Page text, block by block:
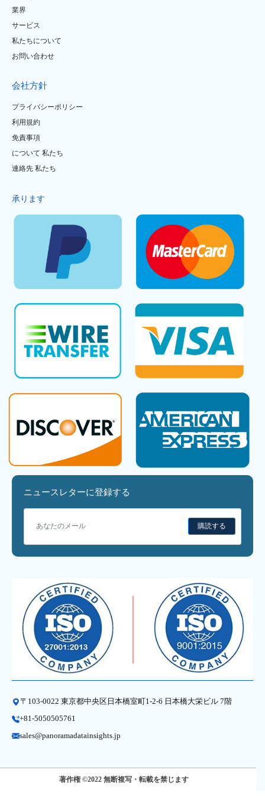
業界
サービス
私たちについて
お問い合わせ
会社方針
プライバシーポリシー
利用規約
免責事項
について 私たち
連絡先 私たち
承ります
ニュースレターに登録する
購読する
〒103-0022 東京都中央区日本橋室町1-2-6 日本橋大栄ビル 7階
+81-5050505761
sales@panoramadatainsights.jp
著作権 ©2022 無断複写・転載を禁じます